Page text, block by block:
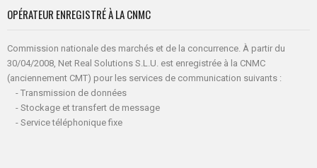
OPÉRATEUR ENREGISTRÉ À LA CNMC
Commission nationale des marchés et de la concurrence. À partir du
30/04/2008, Net Real Solutions S.L.U. est enregistrée à la CNMC
(anciennement CMT) pour les services de communication suivants :
- Transmission de données
- Stockage et transfert de message
- Service téléphonique fixe